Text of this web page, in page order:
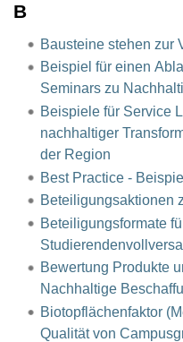
B
Bausteine stehen zur
Beispiel für einen
Seminars zu
Beispiele für Service
nachhaltiger
der Region
Best Practice -
Beteiligungsaktionen
Beteiligungsformate
Bewertung Produkte
Nachhaltige
Biotopflächenfaktor
Qualität von